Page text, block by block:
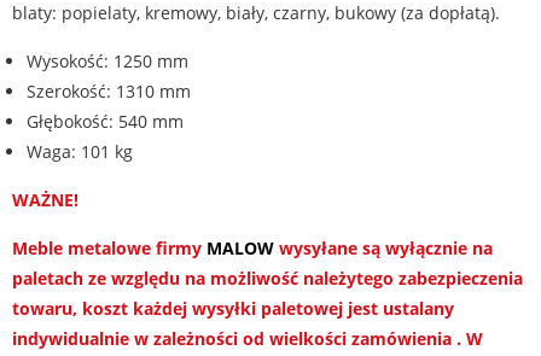
blaty: popielaty, kremowy, biały, czarny, bukowy (za dopłatą).
Wysokość: 1250 mm
Szerokość: 1310 mm
Głębokość: 540 mm
Waga: 101 kg
WAŻNE!
Meble metalowe firmy MALOW wysyłane są wyłącznie na
paletach ze względu na możliwość należytego zabezpieczenia
towaru, koszt każdej wysyłki paletowej jest ustalany
indywidualnie w zależności od wielkości zamówienia . W